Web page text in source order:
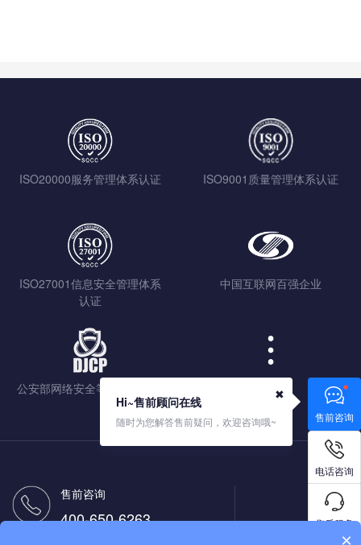
ISO20000服务管理体系认证 ISO9001质量管理体系认证
ISO27001信息安全管理体系
认证
中国互联网百强企业
公安部网络安全等级保护认证 查看更多
售前咨询
400-650-6263
售前咨询
Hi~售前顾问在线
随时为您解答售前疑问，欢迎咨询哦~
✖
电话咨询
售后服务
×